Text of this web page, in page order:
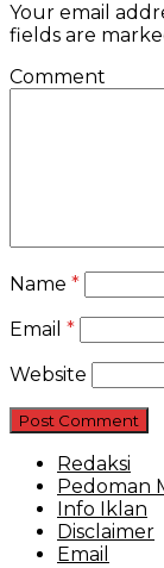
Your email
fields are
Comment
Name *
Email *
Website
Redaksi
Pedoman
Info Iklan
Disclaimer
Email